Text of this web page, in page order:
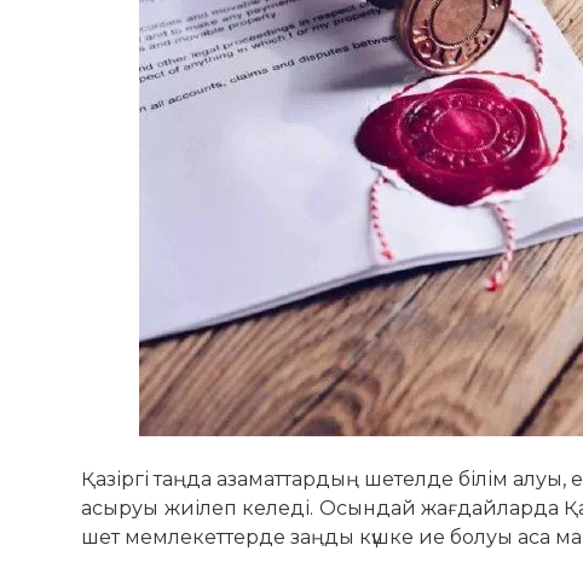
Қазіргі таңда азаматтардың шетелде білім алуы,
асыруы жиілеп келеді. Осындай жағдайларда
шет мемлекеттерде заңды күшке ие болуы аса